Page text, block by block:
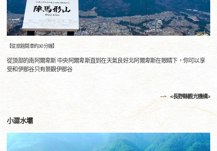
【從旅館開車約30分鐘】
從頂部的南阿爾卑斯 中央阿爾卑斯直到在天氣良好北阿爾卑斯在眼睛下，你可以享
受和伊那谷只有景觀伊那谷
<長野縣觀光機構>
小澀水壩